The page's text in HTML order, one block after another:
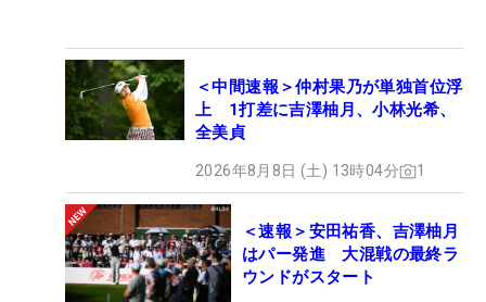
＜中間速報＞仲村果乃が単独首位浮
上 1打差に吉澤柚月、小林光希、
全美貞
2026年8月8日 (土) 13時04分 1
＜速報＞安田祐香、吉澤柚月
はパー発進 大混戦の最終ラ
ウンドがスタート